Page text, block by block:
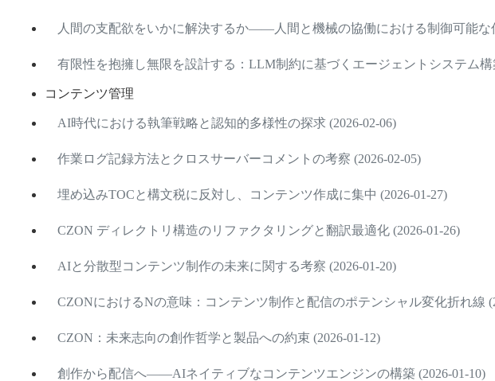
人間の支配欲をいかに解決するか——人間と機械の協働における制御可能な
有限性を抱擁し無限を設計する：LLM制約に基づくエージェントシステム構
コンテンツ管理
AI時代における執筆戦略と認知的多様性の探求 (2026-02-06)
作業ログ記録方法とクロスサーバーコメントの考察 (2026-02-05)
埋め込みTOCと構文税に反対し、コンテンツ作成に集中 (2026-01-27)
CZON ディレクトリ構造のリファクタリングと翻訳最適化 (2026-01-26)
AIと分散型コンテンツ制作の未来に関する考察 (2026-01-20)
CZONにおけるNの意味：コンテンツ制作と配信のポテンシャル変化折れ線
CZON：未来志向の創作哲学と製品への約束 (2026-01-12)
創作から配信へ――AIネイティブなコンテンツエンジンの構築 (2026-01-10)